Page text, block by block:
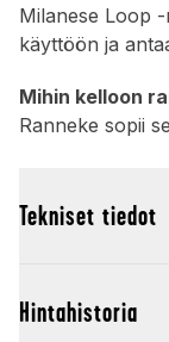
Milanese Loop
käyttöön ja
Mihin kelloon
Ranneke sopii
Tekniset tiedot
Hintahistoria